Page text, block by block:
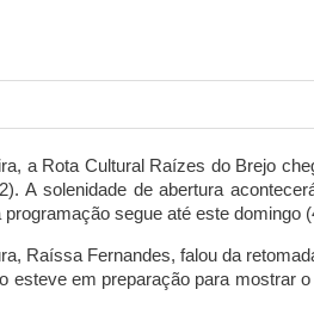
a Rota Cultural Raízes do Brejo
A solenidade de abertura
segue até este domingo
Raíssa Fernandes, falou da
esteve em preparação para mostrar